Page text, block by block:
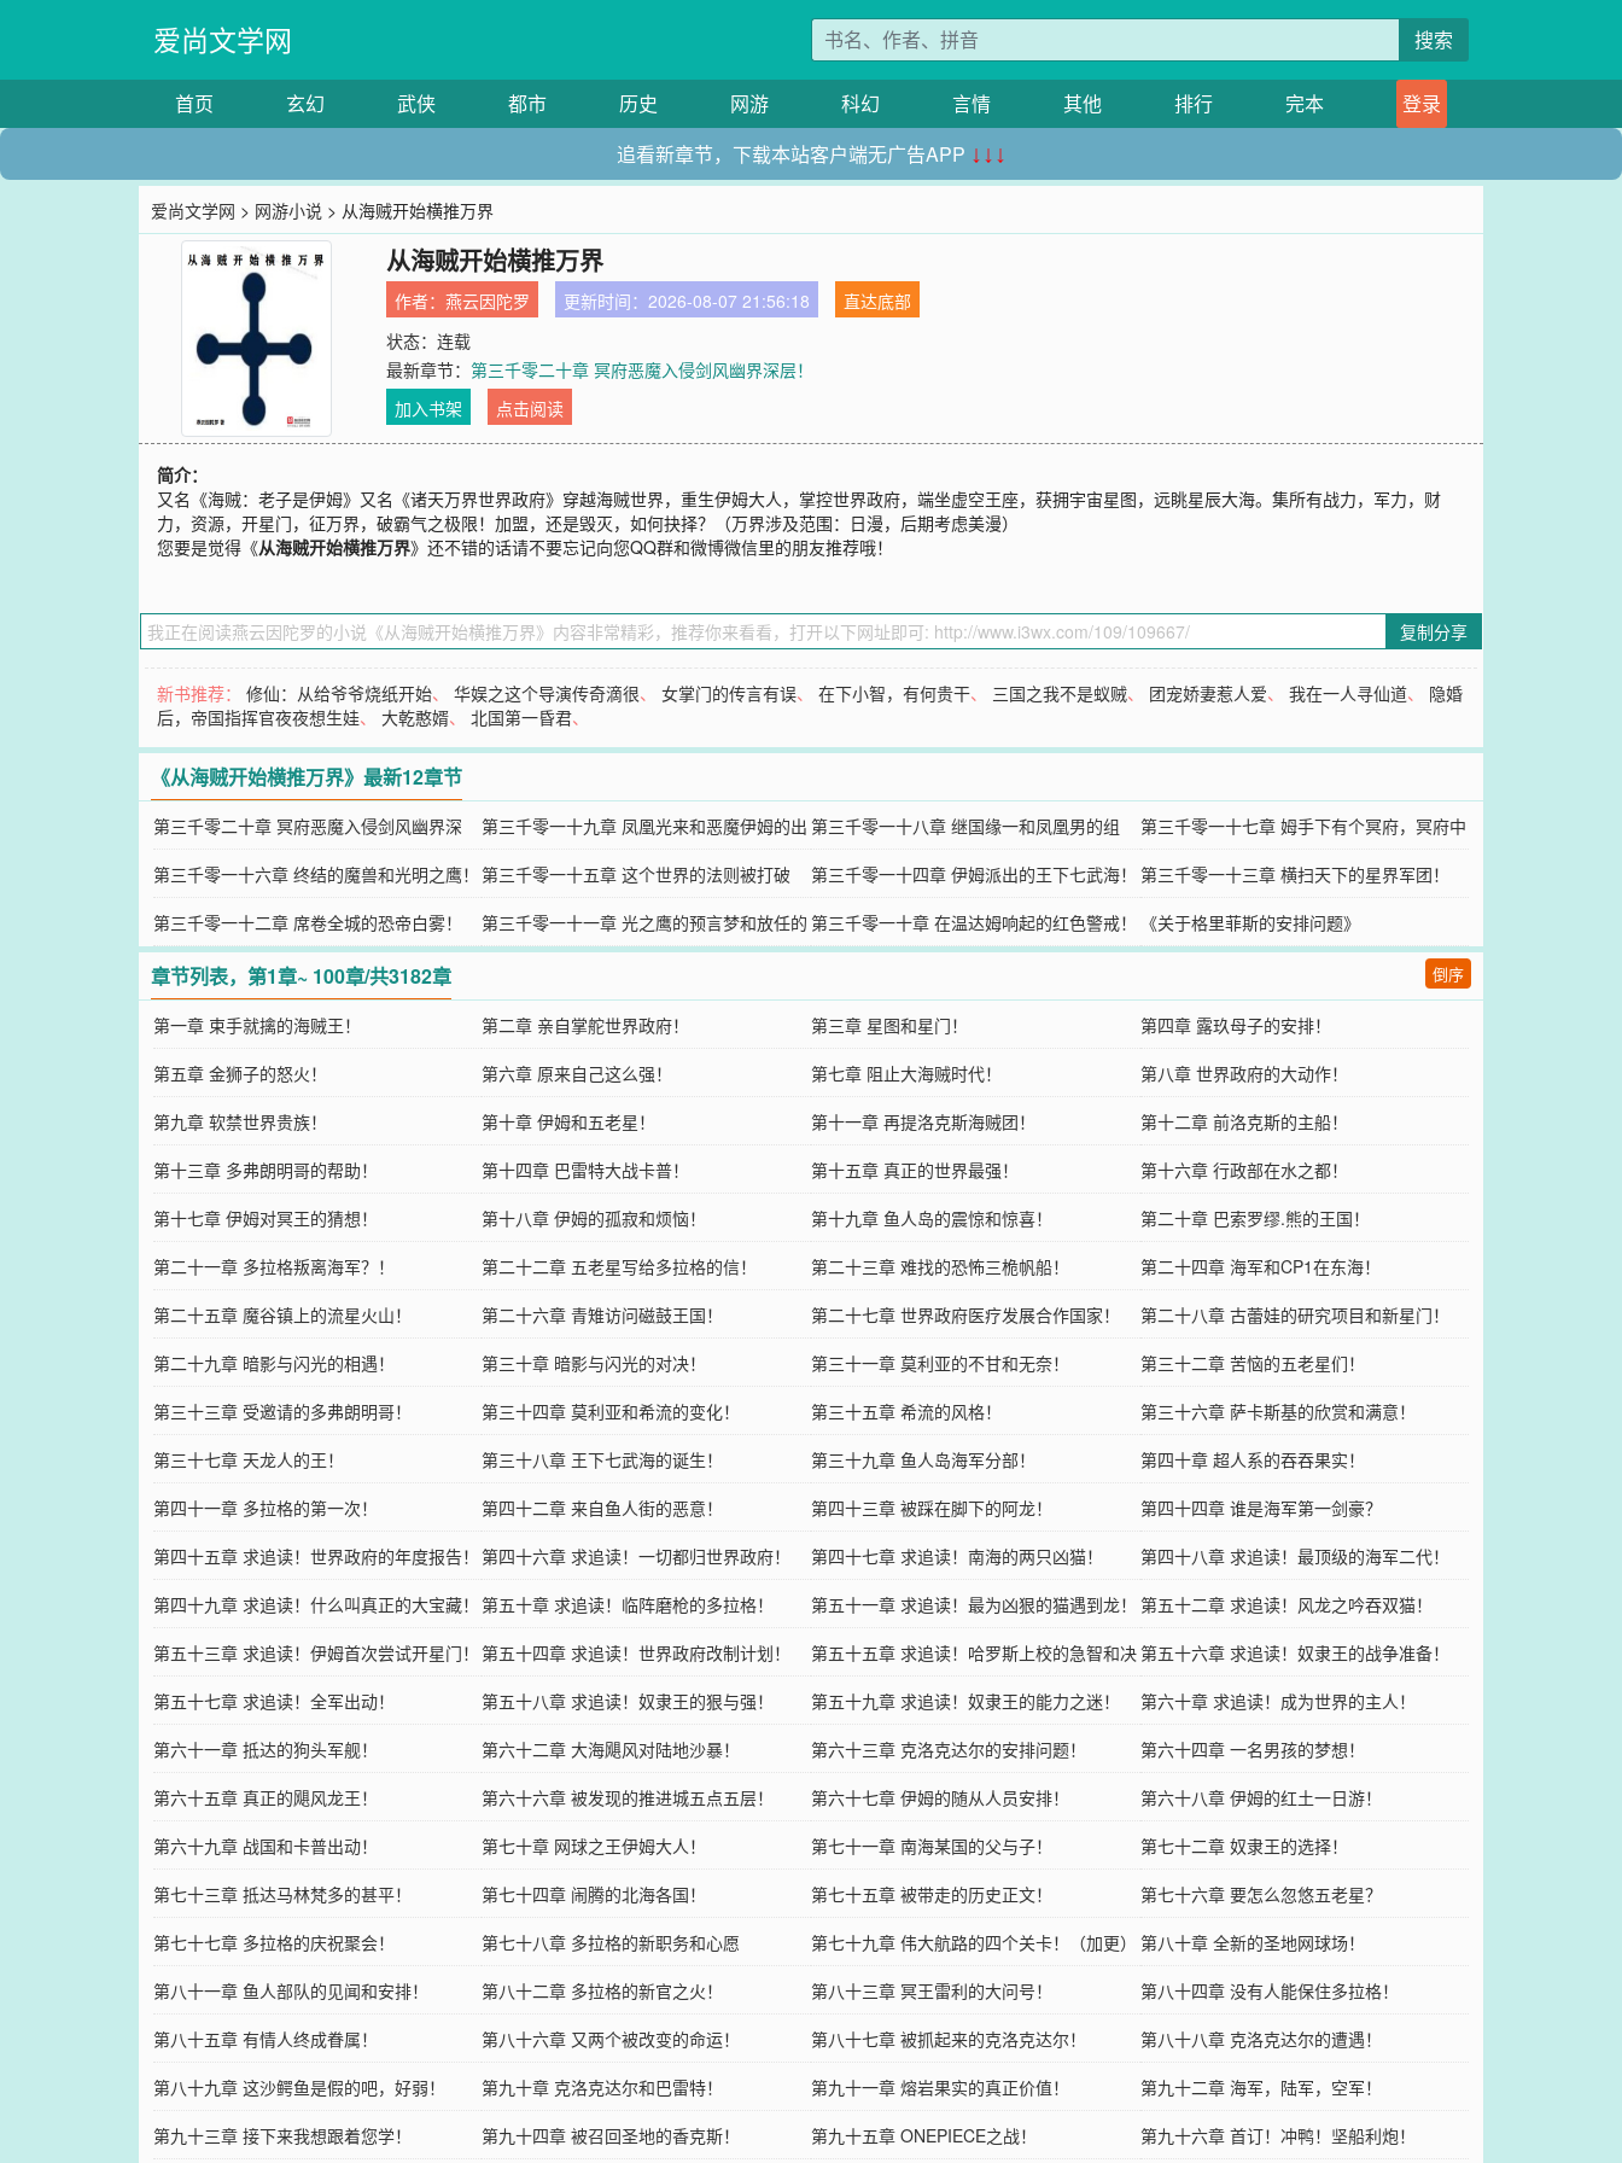
爱尚文学网 搜索
首页 玄幻 武侠 都市 历史 网游 科幻 言情 其他 排行 完本
登录
追看新章节，下载本站客户端无广告APP ↓↓↓
爱尚文学网 > 网游小说 > 从海贼开始横推万界
从海贼开始横推万界
作者：燕云因陀罗 更新时间：2026-08-07 21:56:18
直达底部
状态：连载
最新章节：第三千零二十章 冥府恶魔入侵剑风幽界深层！
加入书架
点击阅读
简介：
又名《海贼：老子是伊姆》又名《诸天万界世界政府》穿越海贼世界，重生伊姆大人，掌控世界政府，端坐虚空王座，获拥宇宙星图，远眺星辰大海。集所有战力，军力，财
力，资源，开星门，征万界，破霸气之极限！加盟，还是毁灭，如何抉择？（万界涉及范围：日漫，后期考虑美漫）
您要是觉得《从海贼开始横推万界》还不错的话请不要忘记向您QQ群和微博微信里的朋友推荐哦！
复制分享
新书推荐：修仙：从给爷爷烧纸开始、华娱之这个导演传奇滴很、女掌门的传言有误、在下小智，有何贵干、 三国之我不是蚁贼、 团宠娇妻惹人爱、我在一人寻仙道、 隐婚
后，帝国指挥官夜夜想生娃、大乾憨婿、北国第一昏君、
《从海贼开始横推万界》最新12章节
第三千零二十章 冥府恶魔入侵剑风幽界深
层！
第三千零一十九章 凤凰光来和恶魔伊姆的出
现！
第三千零一十八章 继国缘一和凤凰男的组
合！
第三千零一十七章 姆手下有个冥府，冥府中
也有恶魔！
第三千零一十六章 终结的魔兽和光明之鹰！ 第三千零一十五章 这个世界的法则被打破
了！
第三千零一十四章 伊姆派出的王下七武海！ 第三千零一十三章 横扫天下的星界军团！
第三千零一十二章 席卷全城的恐帝白雾！
第三千零一十一章 光之鹰的预言梦和放任的 第三千零一十章 在温达姆响起的红色警戒！ 《关于格里菲斯的安排问题》
章节列表，第1章~ 100章/共3182章 倒序
第一章 束手就擒的海贼王！ 第二章 亲自掌舵世界政府！ 第三章 星图和星门！
第四章 露玖母子的安排！
第五章 金狮子的怒火！
第六章 原来自己这么强！ 第七章 阻止大海贼时代！
第八章 世界政府的大动作！
第九章 软禁世界贵族！
第十章 伊姆和五老星！ 第十一章 再提洛克斯海贼团！
第十二章 前洛克斯的主船！
第十三章 多弗朗明哥的帮助！
第十四章 巴雷特大战卡普！ 第十五章 真正的世界最强！
第十六章 行政部在水之都！
第十七章 伊姆对冥王的猜想！
第十八章 伊姆的孤寂和烦恼！ 第十九章 鱼人岛的震惊和惊喜！
第二十章 巴索罗缪.熊的王国！
第二十一章 多拉格叛离海军？！
第二十二章 五老星写给多拉格的信！ 第二十三章 难找的恐怖三桅帆船！
第二十四章 海军和CP1在东海！
第二十五章 魔谷镇上的流星火山！
第二十六章 青雉访问磁鼓王国！ 第二十七章 世界政府医疗发展合作国家！
第二十八章 古蕾娃的研究项目和新星门！
第二十九章 暗影与闪光的相遇！
第三十章 暗影与闪光的对决！ 第三十一章 莫利亚的不甘和无奈！
第三十二章 苦恼的五老星们！
第三十三章 受邀请的多弗朗明哥！
第三十四章 莫利亚和希流的变化！ 第三十五章 希流的风格！
第三十六章 萨卡斯基的欣赏和满意！
第三十七章 天龙人的王！
第三十八章 王下七武海的诞生！ 第三十九章 鱼人岛海军分部！
第四十章 超人系的吞吞果实！
第四十一章 多拉格的第一次！
第四十二章 来自鱼人街的恶意！ 第四十三章 被踩在脚下的阿龙！
第四十四章 谁是海军第一剑豪？
第四十五章 求追读！世界政府的年度报告！ 第四十六章 求追读！一切都归世界政府！ 第四十七章 求追读！南海的两只凶猫！
第四十八章 求追读！最顶级的海军二代！
第四十九章 求追读！什么叫真正的大宝藏！ 第五十章 求追读！临阵磨枪的多拉格！ 第五十一章 求追读！最为凶狠的猫遇到龙！ 第五十二章 求追读！风龙之吟吞双猫！
第五十三章 求追读！伊姆首次尝试开星门！ 第五十四章 求追读！世界政府改制计划！
第五十五章 求追读！哈罗斯上校的急智和决
定！
第五十六章 求追读！奴隶王的战争准备！
第五十七章 求追读！全军出动！
第五十八章 求追读！奴隶王的狠与强！ 第五十九章 求追读！奴隶王的能力之迷！
第六十章 求追读！成为世界的主人！
第六十一章 抵达的狗头军舰！
第六十二章 大海飓风对陆地沙暴！ 第六十三章 克洛克达尔的安排问题！
第六十四章 一名男孩的梦想！
第六十五章 真正的飓风龙王！
第六十六章 被发现的推进城五点五层！ 第六十七章 伊姆的随从人员安排！
第六十八章 伊姆的红土一日游！
第六十九章 战国和卡普出动！
第七十章 网球之王伊姆大人！ 第七十一章 南海某国的父与子！
第七十二章 奴隶王的选择！
第七十三章 抵达马林梵多的甚平！
第七十四章 闹腾的北海各国！ 第七十五章 被带走的历史正文！
第七十六章 要怎么忽悠五老星？
第七十七章 多拉格的庆祝聚会！
第七十八章 多拉格的新职务和心愿 第七十九章 伟大航路的四个关卡！（加更） 第八十章 全新的圣地网球场！
第八十一章 鱼人部队的见闻和安排！
第八十二章 多拉格的新官之火！ 第八十三章 冥王雷利的大问号！
第八十四章 没有人能保住多拉格！
第八十五章 有情人终成眷属！
第八十六章 又两个被改变的命运！ 第八十七章 被抓起来的克洛克达尔！
第八十八章 克洛克达尔的遭遇！
第八十九章 这沙鳄鱼是假的吧，好弱！
第九十章 克洛克达尔和巴雷特！ 第九十一章 熔岩果实的真正价值！
第九十二章 海军，陆军，空军！
第九十三章 接下来我想跟着您学！
第九十四章 被召回圣地的香克斯！ 第九十五章 ONEPIECE之战！ 第九十六章 首订！冲鸭！坚船利炮！